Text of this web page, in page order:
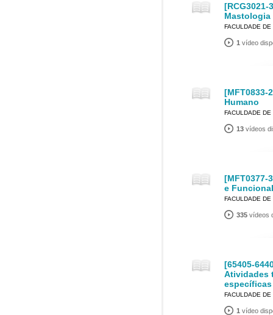
Mastologia
FACULDADE
1 vídeo
[MFT0833-
Humano
FACULDADE DE
13 vídeos
[MFT0377-
e Funcional
FACULDADE DE
335 vídeos
[65405-
Atividades
FACULDADE
1 vídeo